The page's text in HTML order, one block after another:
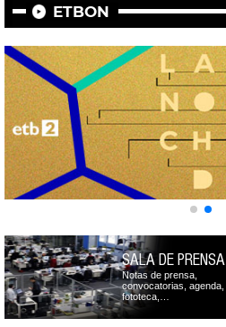
ETBON
SALA DE PRENSA
Notas de prensa,
convocatorias, agenda,
fototeca,…